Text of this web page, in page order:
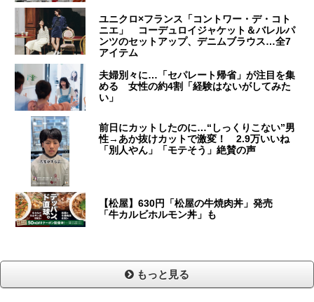
ユニクロ×フランス「コントワー・デ・コト
ニエ」 コーデュロイジャケット＆バレルパ
ンツのセットアップ、デニムブラウス…全7
アイテム
夫婦別々に…「セパレート帰省」が注目を集
める 女性の約4割「経験はないがしてみた
い」
前日にカットしたのに…“しっくりこない”男
性→あか抜けカットで激変！ 2.9万いいね
「別人やん」「モテそう」絶賛の声
【松屋】630円「松屋の牛焼肉丼」発売
「牛カルビホルモン丼」も
もっと見る